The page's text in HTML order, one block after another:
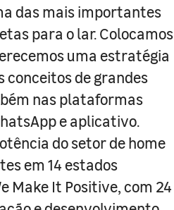
das mais importantes
para o lar. Colocamos
uma estratégia
conceitos de grandes
nas plataformas
e aplicativo.
do setor de home
em 14 estados
Make It Positive, com 24